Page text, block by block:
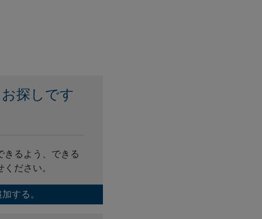
探しです
きるよう、できる
ださい。
する。